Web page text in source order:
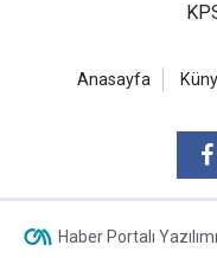
Anasayfa
Haber Portalı Yazılımı